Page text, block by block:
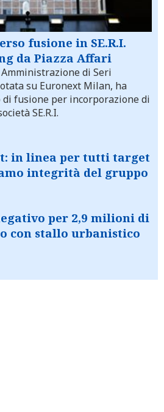
fusione in SE.R.I.
da Piazza Affari
di Seri
su Euronext Milan, ha
fusione per incorporazione di
SE.R.I.
in linea per tutti target
integrità del gruppo
per 2,9 milioni di
con stallo urbanistico